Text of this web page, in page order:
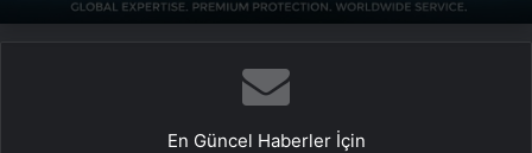
En Güncel Haberler İçin